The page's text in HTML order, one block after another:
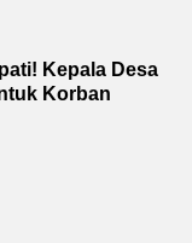
Kepala Desa
Korban